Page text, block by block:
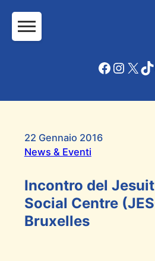
X
22 Gennaio 2016
News & Eventi
Incontro del
Social Centre
Bruxelles